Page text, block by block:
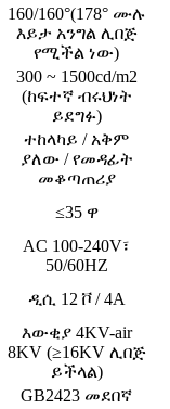
160/160°(178° ሙሉ
እይታ አንግል ሊበጅ
የሚችል ነው)
300 ~ 1500cd/m2
(ከፍተኛ ብሩህነት
ይደግፉ)
ተከላካይ / አቅም
ያለው / የመዳፊት
መቆጣጠሪያ
≤35 ዋ
AC 100-240V፣
50/60HZ
ዲሲ 12 ቮ / 4A
እውቂያ 4KV-air
8KV (≥16KV ሊበጅ
ይችላል)
GB2423 መደበኛ